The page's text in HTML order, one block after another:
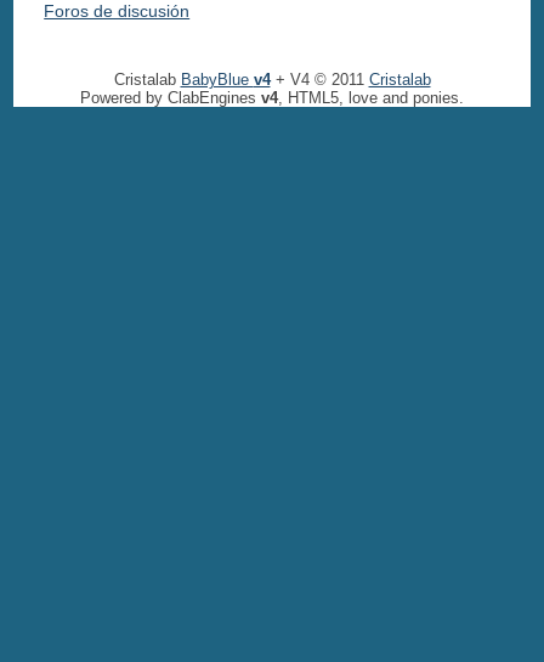
Foros de discusión
Cristalab BabyBlue v4+ V4 © 2011 Cristalab
Powered by ClabEngines v4, HTML5, love and ponies.